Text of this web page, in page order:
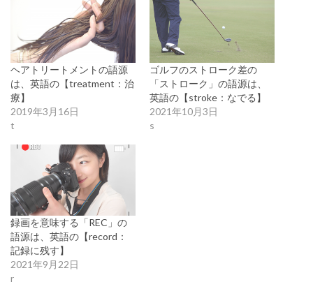
ヘアトリートメントの語源
は、英語の【treatment：治
療】
2019年3月16日
t
ゴルフのストローク差の
「ストローク」の語源は、
英語の【stroke：なでる】
2021年10月3日
s
録画を意味する「REC」の
語源は、英語の【record：
記録に残す】
2021年9月22日
r